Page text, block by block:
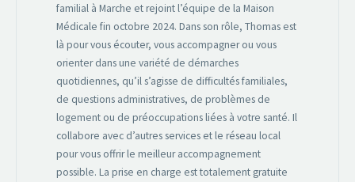
familial à Marche et rejoint l’équipe de la Maison
Médicale fin octobre 2024. Dans son rôle, Thomas est
là pour vous écouter, vous accompagner ou vous
orienter dans une variété de démarches
quotidiennes, qu’il s’agisse de difficultés familiales,
de questions administratives, de problèmes de
logement ou de préoccupations liées à votre santé. Il
collabore avec d’autres services et le réseau local
pour vous offrir le meilleur accompagnement
possible. La prise en charge est totalement gratuite